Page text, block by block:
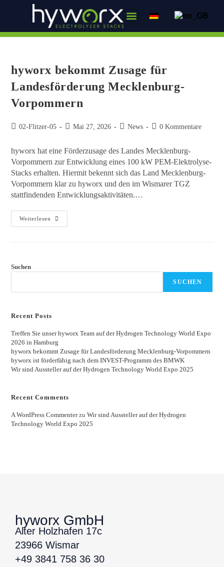
hyworx bekommt Zusage für
Landesförderung Mecklenburg-
Vorpommern
02-Flitzer-05 Mai 27, 2026 News 0 Kommentare
hyworx hat eine Förderzusage des Landes Mecklenburg-
Vorpommern zur Entwicklung eines 100 kW PEM-Elektrolyse-
Stacks erhalten. Hiermit bekennt sich das Land Mecklenburg-
Vorpommern klar zu hyworx und den im Wismarer TGZ
stattfindenden Entwicklungsaktivitäten.…
Weiterlesen
Suchen
SUCHEN
Recent Posts
Treffen Sie unser hyworx Team auf der Hydrogen Technology World Expo
2026 in Hamburg
hyworx bekommt Zusage für Landesförderung Mecklenburg-Vorpommern
hyworx ist förderfähig nach dem INVEST-Programm des BMWK
Wir sind Aussteller auf der Hydrogen Technology World Expo 2025
Recent Comments
A WordPress CommenterzuWir sind Aussteller auf der Hydrogen
Technology World Expo 2025
hyworx GmbH
Alter Holzhafen 17c
23966 Wismar
+49 3841 758 36 30